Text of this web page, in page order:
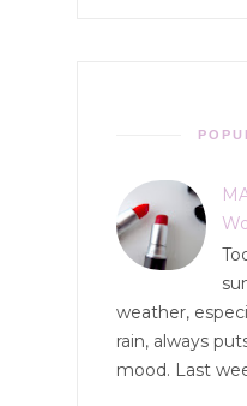
weather,
rain, always
mood. Last